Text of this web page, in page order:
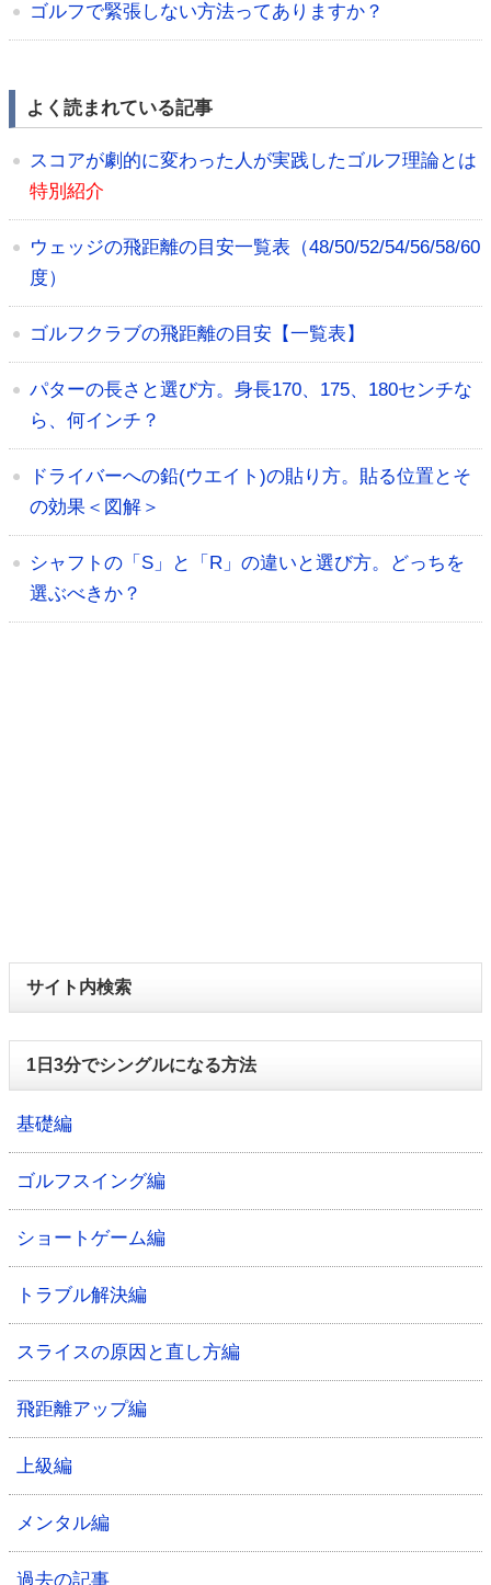
ゴルフで緊張しない方法ってありますか？
よく読まれている記事
スコアが劇的に変わった人が実践したゴルフ理論とは
特別紹介
ウェッジの飛距離の目安一覧表（48/50/52/54/56/58/60
度）
ゴルフクラブの飛距離の目安【一覧表】
パターの長さと選び方。身長170、175、180センチな
ら、何インチ？
ドライバーへの鉛(ウエイト)の貼り方。貼る位置とそ
の効果＜図解＞
シャフトの「S」と「R」の違いと選び方。どっちを
選ぶべきか？
サイト内検索
1日3分でシングルになる方法
基礎編
ゴルフスイング編
ショートゲーム編
トラブル解決編
スライスの原因と直し方編
飛距離アップ編
上級編
メンタル編
過去の記事